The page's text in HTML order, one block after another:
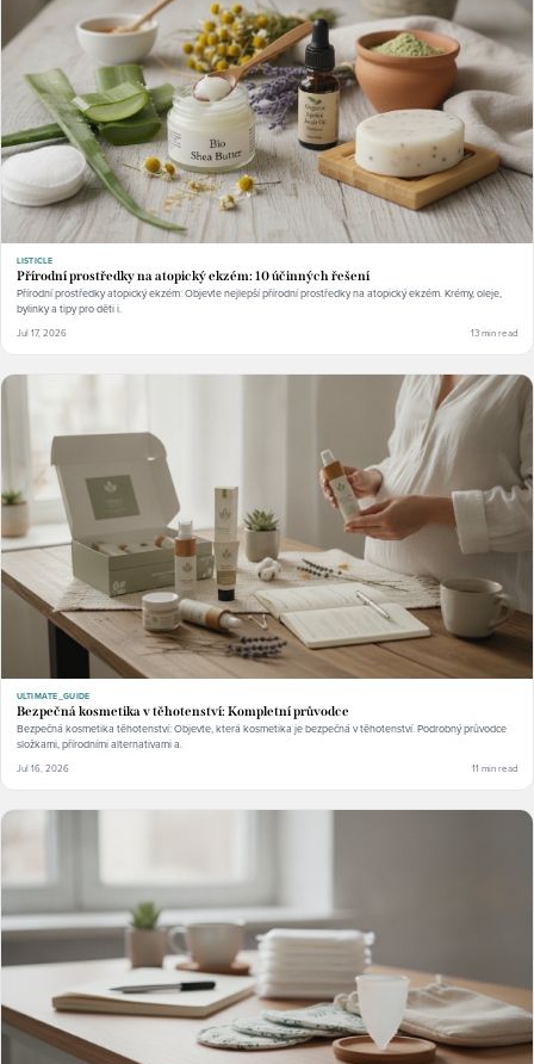
LISTICLE
Přírodní prostředky na atopický ekzém: 10 účinných řešení
Přírodní prostředky atopický ekzém: Objevte nejlepší přírodní prostředky na atopický ekzém. Krémy, oleje,
bylinky a tipy pro děti i.
Jul 17, 2026 13 min read
ULTIMATE_GUIDE
Bezpečná kosmetika v těhotenství: Kompletní průvodce
Bezpečná kosmetika těhotenství: Objevte, která kosmetika je bezpečná v těhotenství. Podrobný průvodce
složkami, přírodními alternativami a.
Jul 16, 2026 11 min read